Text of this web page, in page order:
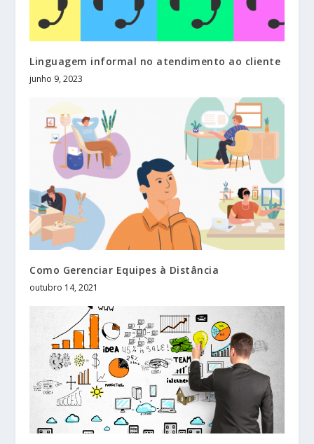
Linguagem informal no atendimento ao cliente
junho 9, 2023
Como Gerenciar Equipes à Distância
outubro 14, 2021